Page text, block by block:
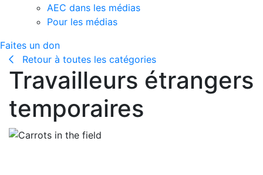
AEC dans les médias
Pour les médias
Faites un don
Retour à toutes les catégories
Travailleurs étrangers
temporaires